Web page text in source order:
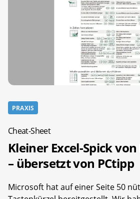
PRAXIS
Cheat-Sheet
Kleiner Excel-Spick
– übersetzt von PCtipp
Microsoft hat auf einer Seite 50